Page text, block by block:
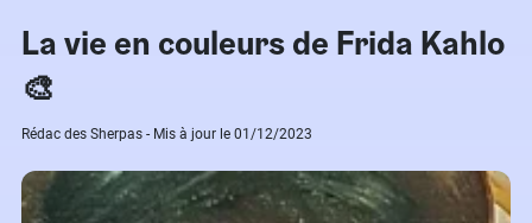
La vie en couleurs de Frida Kahlo
🎨
Rédac des Sherpas - Mis à jour le 01/12/2023